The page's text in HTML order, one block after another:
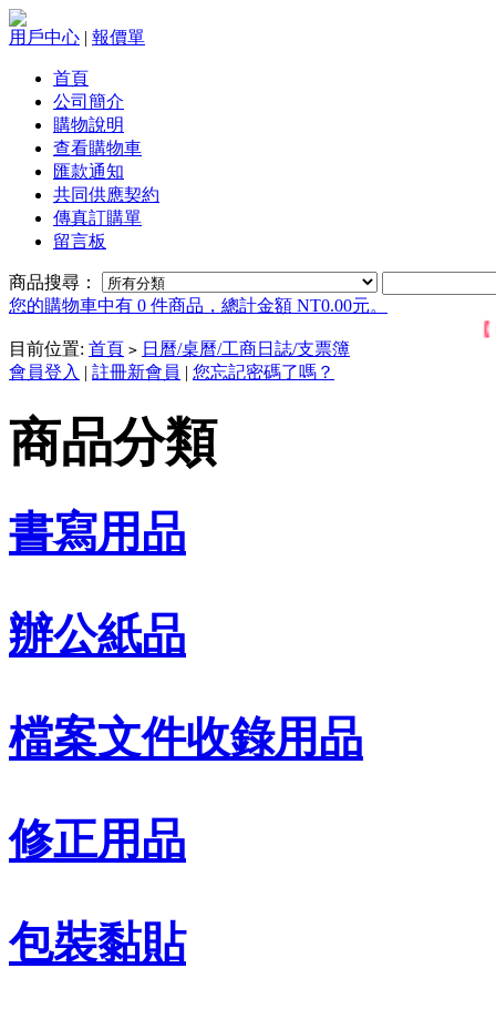
用戶中心 | 報價單
首頁
公司簡介
購物說明
查看購物車
匯款通知
共同供應契約
傳真訂購單
留言板
商品搜尋：
您的購物車中有 0 件商品，總計金額 NT0.00元。
【
目前位置: 首頁 > 日曆/桌曆/工商日誌/支票簿
會員登入 | 註冊新會員 | 您忘記密碼了嗎？
商品分類
書寫用品
辦公紙品
檔案文件收錄用品
修正用品
包裝黏貼